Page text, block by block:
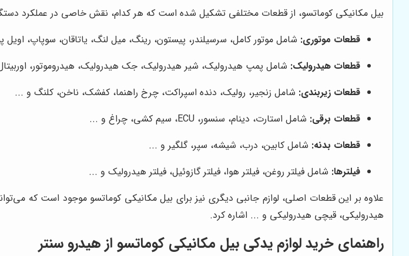
بیل مکانیکی کوماتسو، از قطعات مختلفی تشکیل شده است که هر کدام، نقش خاصی در عملکرد دستگاه
قطعات موتوری: شامل موتور کامل، سرسیلندر، پیستون، رینگ، میل لنگ، یاتاقان، سوپاپ،
قطعات هیدرولیک: شامل پمپ هیدرولیک، شیر هیدرولیک، جک هیدرولیک، هیدروموتور،
قطعات زیربندی: شامل زنجیر، رولیک، دنده اسپراکت، چرخ راهنما، کفشک، ناخن، کلنگ و ...
قطعات برقی: شامل استارت، دینام، سنسور، ECU، سیم کشی، چراغ و ...
قطعات بدنه: شامل کابین، درب، شیشه، سپر، گلگیر و ...
فیلترها: شامل فیلتر روغن، فیلتر هوا، فیلتر گازوئیل، فیلتر هیدرولیک و ...
علاوه بر این قطعات اصلی، لوازم جانبی دیگری نیز برای بیل مکانیکی کوماتسو موجود است که
هیدرولیکی، قیچی هیدرولیکی و ... اشاره کرد.
راهنمای خرید لوازم یدکی بیل مکانیکی کوماتسو از هیدرو سنتر